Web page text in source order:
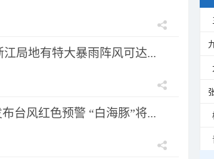
江局地有特大暴雨阵风可达...
台风红色预警 “白海豚”将...